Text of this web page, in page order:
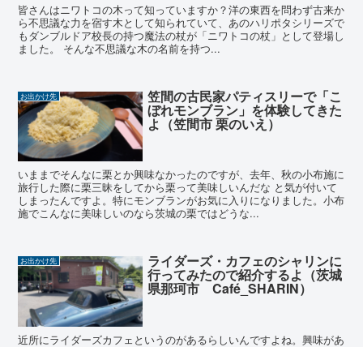
皆さんはニワトコの木って知っていますか？洋の東西を問わず古来か
ら不思議な力を宿す木として知られていて、あのハリポタシリーズで
もダンブルドア校長の持つ魔法の杖が「ニワトコの杖」として登場し
ました。 そんな不思議な木の名前を持つ...
お出かけ先 笠間の古民家パティスリーで「こ
ぼれモンブラン」を体験してきた
よ（笠間市 栗のいえ）
いままでそんなに栗とか興味なかったのですが、去年、秋の小布施に
旅行した際に栗三昧をしてから栗って美味しいんだな と気が付いて
しまったんですよ。特にモンブランがお気に入りになりました。小布
施でこんなに美味しいのなら茨城の栗ではどうな...
お出かけ先 ライダーズ・カフェのシャリンに
行ってみたので紹介するよ（茨城
県那珂市 Café_SHARIN）
近所にライダーズカフェというのがあるらしいんですよね。興味があ